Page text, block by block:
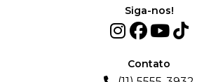
Siga-nos!
Contato